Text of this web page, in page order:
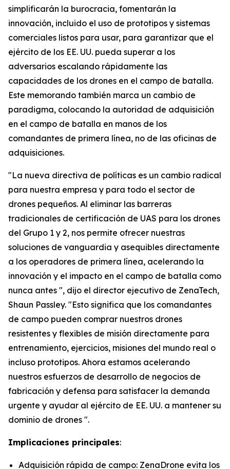
simplificarán la burocracia, fomentarán la
innovación, incluido el uso de prototipos y sistemas
comerciales listos para usar, para garantizar que el
ejército de los EE. UU. pueda superar a los
adversarios escalando rápidamente las
capacidades de los drones en el campo de batalla.
Este memorando también marca un cambio de
paradigma, colocando la autoridad de adquisición
en el campo de batalla en manos de los
comandantes de primera línea, no de las oficinas de
adquisiciones.
"La nueva directiva de políticas es un cambio radical
para nuestra empresa y para todo el sector de
drones pequeños. Al eliminar las barreras
tradicionales de certificación de UAS para los drones
del Grupo 1 y 2, nos permite ofrecer nuestras
soluciones de vanguardia y asequibles directamente
a los operadores de primera línea, acelerando la
innovación y el impacto en el campo de batalla como
nunca antes ", dijo el director ejecutivo de ZenaTech,
Shaun Passley. "Esto significa que los comandantes
de campo pueden comprar nuestros drones
resistentes y flexibles de misión directamente para
entrenamiento, ejercicios, misiones del mundo real o
incluso prototipos. Ahora estamos acelerando
nuestros esfuerzos de desarrollo de negocios de
fabricación y defensa para satisfacer la demanda
urgente y ayudar al ejército de EE. UU. a mantener su
dominio de drones ".
Implicaciones principales:
Adquisición rápida de campo: ZenaDrone evita los